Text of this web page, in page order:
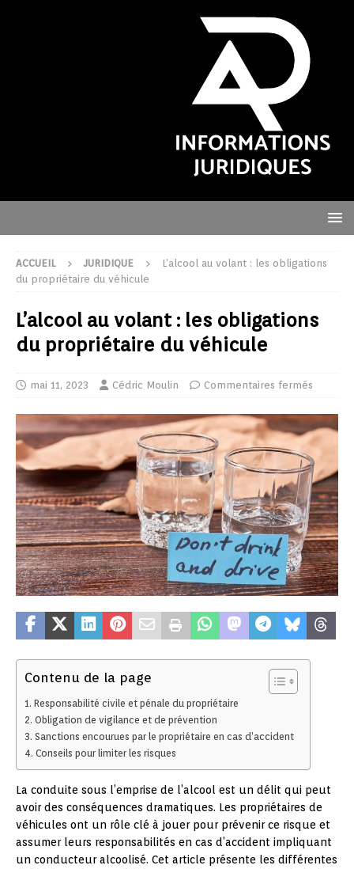
ACCUEIL JURIDIQUE
L’alcool au volant : les obligations
du propriétaire du véhicule
L’alcool au volant : les obligations
du propriétaire du véhicule
mai 11, 2023 Cédric Moulin Commentaires fermés
Contenu de la page
Responsabilité civile et pénale du propriétaire
Obligation de vigilance et de prévention
Sanctions encourues par le propriétaire en cas d’accident
Conseils pour limiter les risques
La conduite sous l’emprise de l’alcool est un délit qui peut
avoir des conséquences dramatiques. Les propriétaires de
véhicules ont un rôle clé à jouer pour prévenir ce risque et
assumer leurs responsabilités en cas d’accident impliquant
un conducteur alcoolisé. Cet article présente les différentes